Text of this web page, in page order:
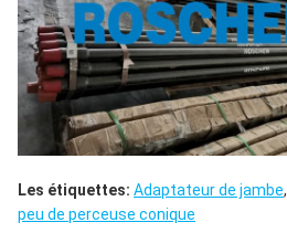
Les étiquettes: Adaptateur de jambe,
peu de perceuse conique